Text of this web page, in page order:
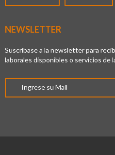
NEWSLETTER
Suscríbase a la newsletter para
laborales disponibles o servicios de